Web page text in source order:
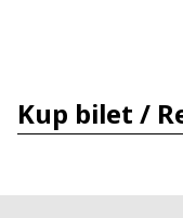
Kup bilet /